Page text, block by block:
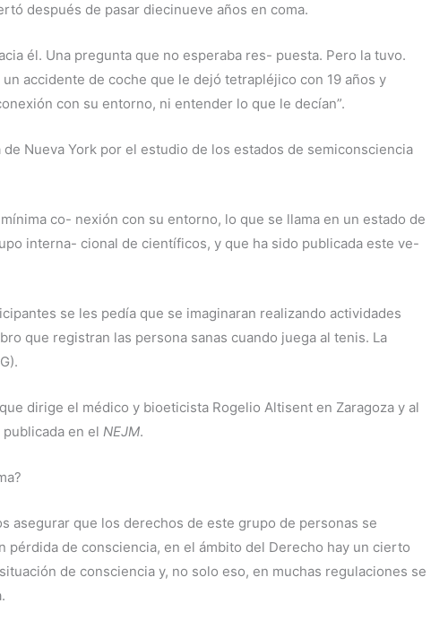
después de pasar diecinueve años en coma.
él. Una pregunta que no esperaba res- puesta. Pero la tuvo.
accidente de coche que le dejó tetrapléjico con 19 años y
con su entorno, ni entender lo que le decían”.
Nueva York por el estudio de los estados de semiconsciencia
co- nexión con su entorno, lo que se llama en un estado de
interna- cional de científicos, y que ha sido publicada este ve-
se les pedía que se imaginaran realizando actividades
que registran las persona sanas cuando juega al tenis. La
dirige el médico y bioeticista Rogelio Altisent en Zaragoza y al
en el NEJM.
asegurar que los derechos de este grupo de personas se
de consciencia, en el ámbito del Derecho hay un cierto
de consciencia y, no solo eso, en muchas regulaciones se